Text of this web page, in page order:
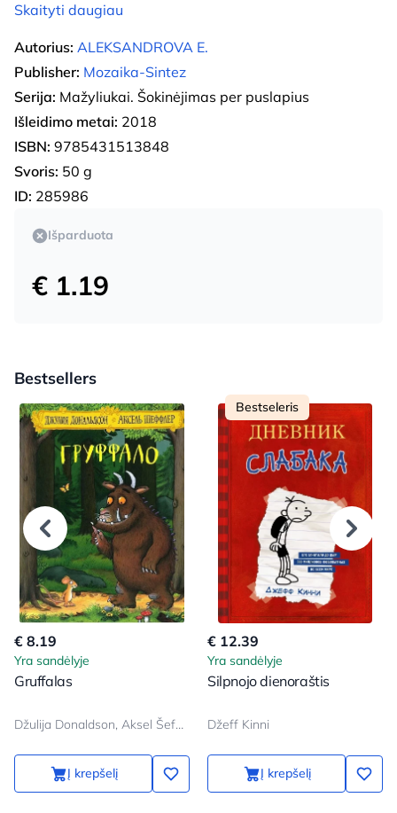
Skaityti daugiau
Autorius: ALEKSANDROVA E.
Publisher: Mozaika-Sintez
Serija: Mažyliukai. Šokinėjimas per puslapius
Išleidimo metai: 2018
ISBN: 9785431513848
Svoris: 50 g
ID: 285986
Išparduota
€ 1.19
Bestsellers
€ 8.19
Yra sandėlyje
Gruffalas
Džulija Donaldson, Aksel Šeffler
Į krepšelį
Bestseleris
€ 12.39
Yra sandėlyje
Silpnojo dienoraštis
Džeff Kinni
Į krepšelį